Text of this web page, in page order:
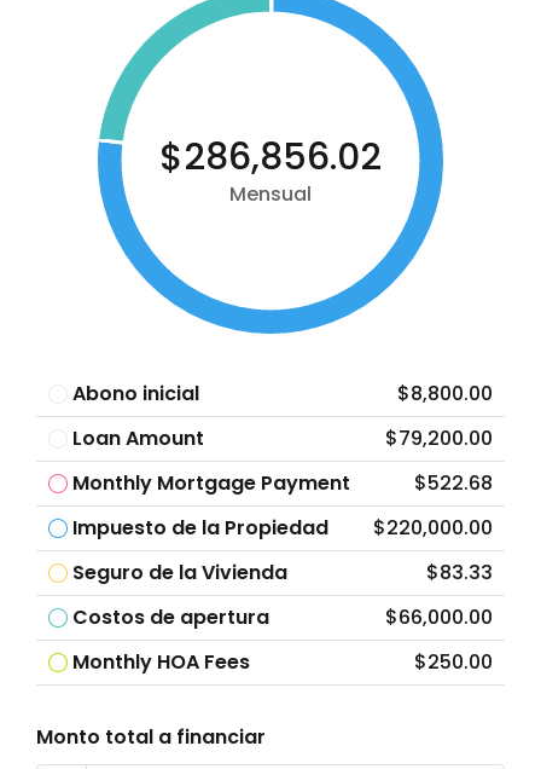
$286,856.02
Mensual
Abono inicial
$8,800.00
Loan Amount
$79,200.00
Monthly Mortgage Payment
$522.68
Impuesto de la Propiedad
$220,000.00
Seguro de la Vivienda
$83.33
Costos de apertura
$66,000.00
Monthly HOA Fees
$250.00
Monto total a financiar